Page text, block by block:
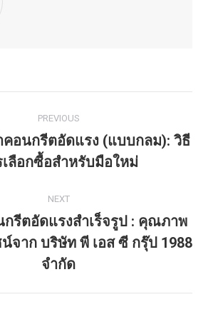
PREVIOUS
Previous
post:
อนกรีตอัดแรง (แบบกลม): วิธี
เลือกซื้อสำหรับมือใหม่
NEXT
Next
post:
รีตอัดแรงสำเร็จรูป : คุณภาพ
จาก บริษัท พี เอส ซี กรุ๊ป 1988
จำกัด